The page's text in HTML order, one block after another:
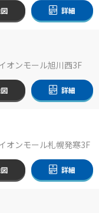
詳細
ンモール旭川西3F
詳細
ンモール札幌発寒3F
詳細